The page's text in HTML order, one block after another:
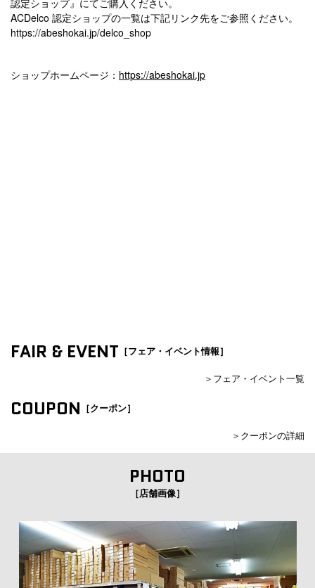
認定ショップ』にてご購入ください。
ACDelco 認定ショップの一覧は下記リンク先をご参照ください。
https://abeshokai.jp/delco_shop
ショップホームページ： https://abeshokai.jp
FAIR & EVENT ［フェア・イベント情報］
＞フェア・イベント一覧
COUPON ［クーポン］
＞クーポンの詳細
PHOTO
［店舗画像］